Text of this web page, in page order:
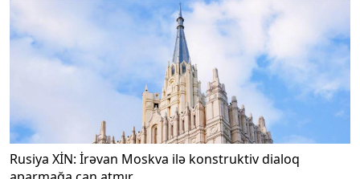
Rusiya XİN: İrəvan Moskva ilə konstruktiv dialoq